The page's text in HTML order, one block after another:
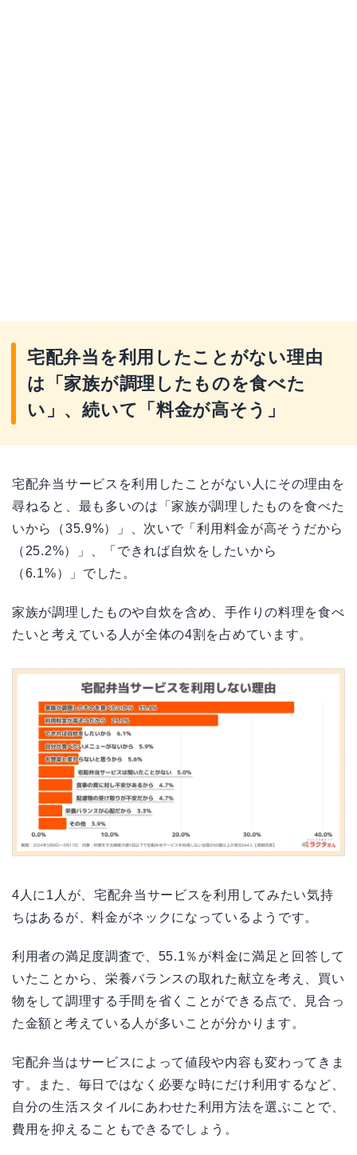
宅配弁当を利用したことがない理由
は「家族が調理したものを食べた
い」、続いて「料金が高そう」
宅配弁当サービスを利用したことがない人にその理由を
尋ねると、最も多いのは「家族が調理したものを食べた
いから（35.9%）」、次いで「利用料金が高そうだから
（25.2%）」、「できれば自炊をしたいから
（6.1%）」でした。
家族が調理したものや自炊を含め、手作りの料理を食べ
たいと考えている人が全体の4割を占めています。
4人に1人が、宅配弁当サービスを利用してみたい気持
ちはあるが、料金がネックになっているようです。
利用者の満足度調査で、55.1％が料金に満足と回答して
いたことから、栄養バランスの取れた献立を考え、買い
物をして調理する手間を省くことができる点で、見合っ
た金額と考えている人が多いことが分かります。
宅配弁当はサービスによって値段や内容も変わってきま
す。また、毎日ではなく必要な時にだけ利用するなど、
自分の生活スタイルにあわせた利用方法を選ぶことで、
費用を抑えることもできるでしょう。